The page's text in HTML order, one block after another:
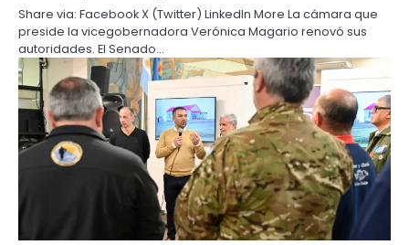
Share via: Facebook X (Twitter) LinkedIn More La cámara que
preside la vicegobernadora Verónica Magario renovó sus
autoridades. El Senado…